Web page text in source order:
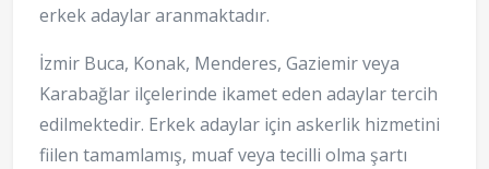
erkek adaylar aranmaktadır.
İzmir Buca, Konak, Menderes, Gaziemir veya
Karabağlar ilçelerinde ikamet eden adaylar tercih
edilmektedir. Erkek adaylar için askerlik hizmetini
fiilen tamamlamış, muaf veya tecilli olma şartı